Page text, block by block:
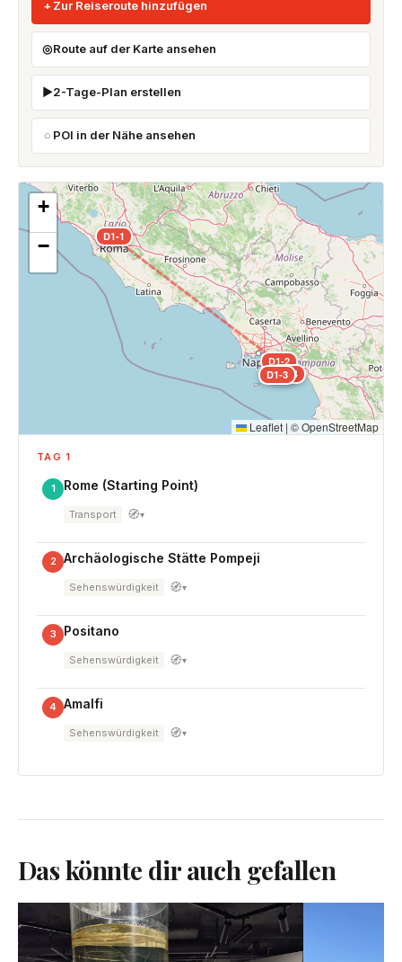
Zur Reiseroute hinzufügen
Route auf der Karte ansehen
2-Tage-Plan erstellen
POI in der Nähe ansehen
D1-1
D1-2
D1-3D1-4
+
−
Leaflet | ©OpenStreetMap
TAG 1
1 Rome (Starting Point)
Transport 🧭▾
2 Archäologische Stätte Pompeji
Sehenswürdigkeit 🧭▾
3 Positano
Sehenswürdigkeit 🧭▾
4 Amalfi
Sehenswürdigkeit 🧭▾
Das könnte dir auch gefallen